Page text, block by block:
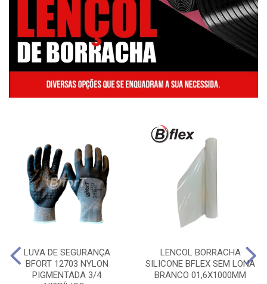
LUVA DE SEGURANÇA
BFORT 12703 NYLON
PIGMENTADA 3/4
LENCOL BORRACHA
SILICONE BFLEX SEM LONA
BRANCO 01,6X1000MM